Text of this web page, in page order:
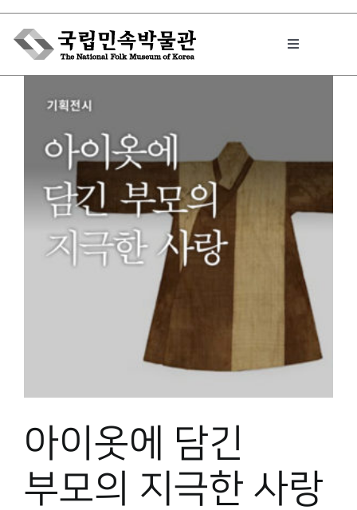
Skip
content
Toggle
박물관에서는
민속이야기
민속 인사이드
아이옷에 담긴
부모의 지극한 사랑